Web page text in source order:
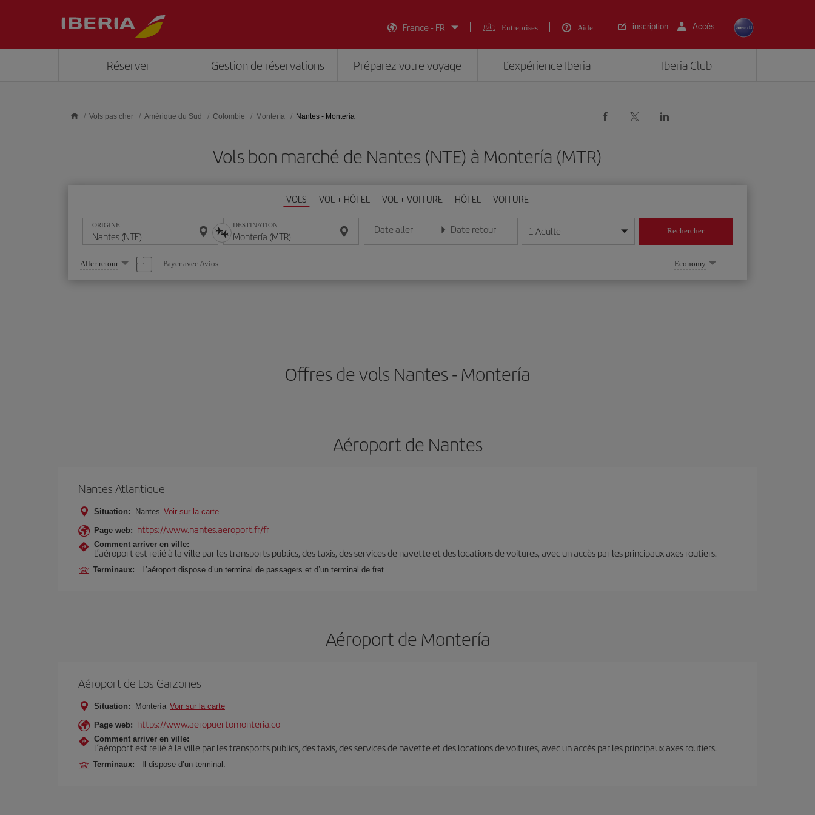
France - FR
Entreprises Aide inscription Accès
Réserver Gestion de réservations Préparez votre voyage L’expérience Iberia Iberia Club
Vols pas cher Amérique du Sud Colombie Montería Nantes - Montería
Vols bon marché de Nantes (NTE) à Montería (MTR)
VOLS VOL + HÔTEL VOL + VOITURE HÔTEL VOITURE
ORIGINE DESTINATION Date aller
Entrez la date au format jour/mois/année
Date retour
Entrez la date au format jour/mois/année
1 Adulte Rechercher
Sélectionnez
une
option
Aller-retour Payer avec Avios Economy
Offres de vols Nantes - Montería
Aéroport de Nantes
Nantes Atlantique
Situation: Nantes Voir sur la carte
Page web: https://www.nantes.aeroport.fr/fr
Comment arriver en ville:
L’aéroport est relié à la ville par les transports publics, des taxis, des services de navette et des locations de voitures, avec un accès par les principaux axes routiers.
Terminaux: L’aéroport dispose d’un terminal de passagers et d’un terminal de fret.
Aéroport de Montería
Aéroport de Los Garzones
Situation: Montería Voir sur la carte
Page web: https://www.aeropuertomonteria.co
Comment arriver en ville:
L’aéroport est relié à la ville par les transports publics, des taxis, des services de navette et des locations de voitures, avec un accès par les principaux axes routiers.
Terminaux: Il dispose d’un terminal.